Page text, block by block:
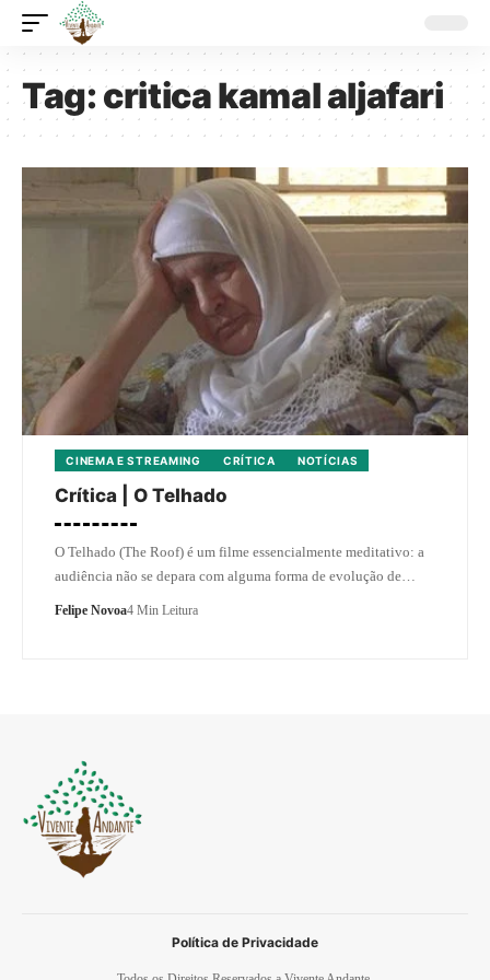
Tag:critica kamal aljafari
CINEMA E STREAMING CRÍTICA NOTÍCIAS
Crítica | O Telhado
O Telhado (The Roof) é um filme essencialmente meditativo: a
audiência não se depara com alguma forma de evolução de…
Felipe Novoa4 Min Leitura
Política de Privacidade